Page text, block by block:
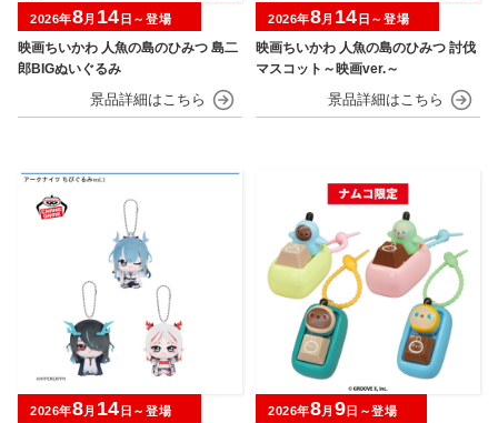
映画ちいかわ 人魚の島のひみつ 島二
郎BIGぬいぐるみ
2026年8月 14 日～登場
映画ちいかわ 人魚の島のひみつ 討伐
マスコット～映画ver.～
2026年8月 14 日～登場
2026年8月 14 日～登場 2026年8月 9日～登場